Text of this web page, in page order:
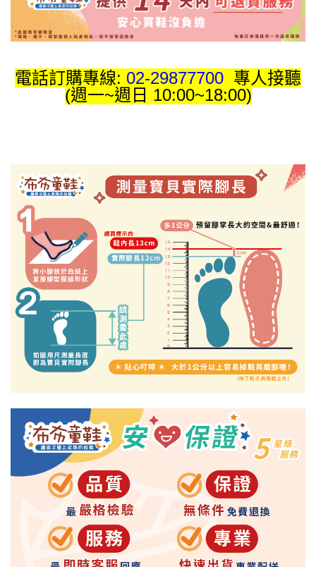
電話訂購專線: 02-29877700 專人接聽
(週一~週日 10:00~18:00)